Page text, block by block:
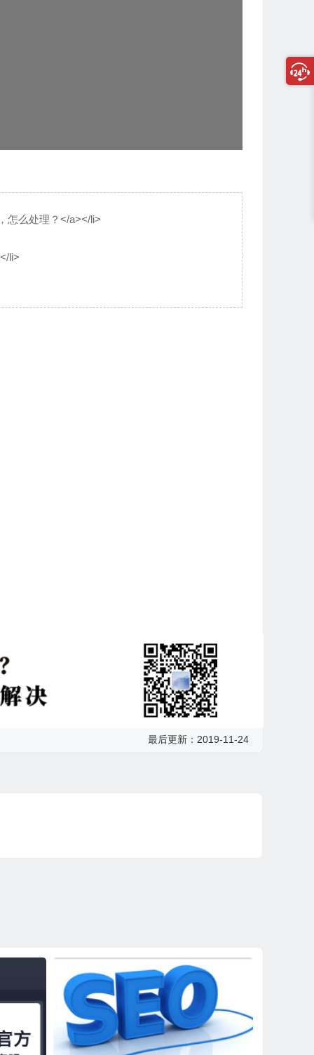
怎么处理？</a></li>
li>
最后更新：2019-11-24